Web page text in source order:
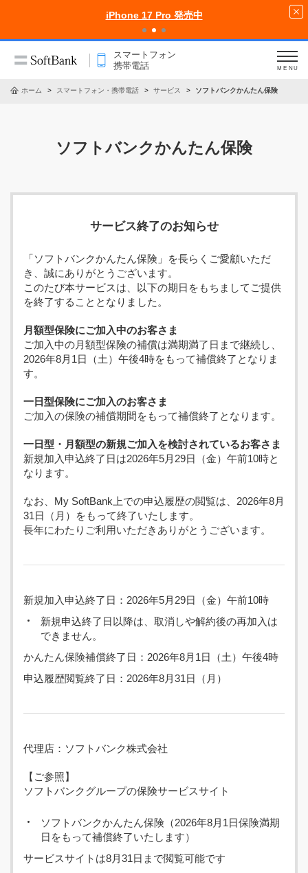
iPhone 17 Pro 発売中
スマートフォン
携帯電話
MENU
ホーム スマートフォン・携帯電話 サービス ソフトバンクかんたん保険
ソフトバンクかんたん保険
サービス終了のお知らせ
「ソフトバンクかんたん保険」を長らくご愛顧いただ
き、誠にありがとうございます。
このたび本サービスは、以下の期日をもちましてご提供
を終了することとなりました。
月額型保険にご加入中のお客さま
ご加入中の月額型保険の補償は満期満了日まで継続し、
2026年8月1日（土）午後4時をもって補償終了となりま
す。
一日型保険にご加入のお客さま
ご加入の保険の補償期間をもって補償終了となります。
一日型・月額型の新規ご加入を検討されているお客さま
新規加入申込終了日は2026年5月29日（金）午前10時と
なります。
なお、My SoftBank上での申込履歴の閲覧は、2026年8月
31日（月）をもって終了いたします。
長年にわたりご利用いただきありがとうございます。
新規加入申込終了日：2026年5月29日（金）午前10時
新規申込終了日以降は、取消しや解約後の再加入は
できません。
かんたん保険補償終了日：2026年8月1日（土）午後4時
申込履歴閲覧終了日：2026年8月31日（月）
代理店：ソフトバンク株式会社
【ご参照】
ソフトバンクグループの保険サービスサイト
ソフトバンクかんたん保険（2026年8月1日保険満期
日をもって補償終了いたします）
サービスサイトは8月31日まで閲覧可能です